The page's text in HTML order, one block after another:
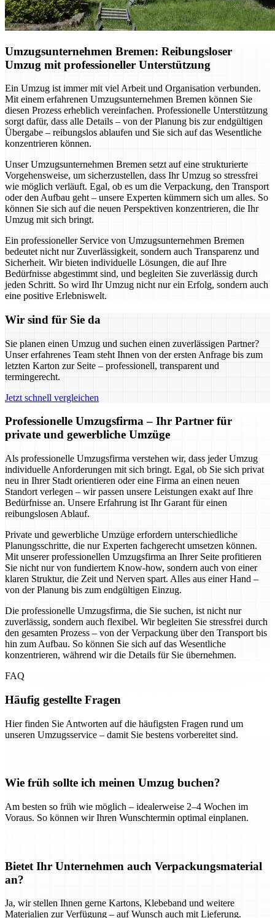
Umzugsunternehmen Bremen: Reibungsloser
Umzug mit professioneller Unterstützung
Ein Umzug ist immer mit viel Arbeit und Organisation verbunden.
Mit einem erfahrenen Umzugsunternehmen Bremen können Sie
diesen Prozess erheblich vereinfachen. Professionelle Unterstützung
sorgt dafür, dass alle Details – von der Planung bis zur endgültigen
Übergabe – reibungslos ablaufen und Sie sich auf das Wesentliche
konzentrieren können.
Unser Umzugsunternehmen Bremen setzt auf eine strukturierte
Vorgehensweise, um sicherzustellen, dass Ihr Umzug so stressfrei
wie möglich verläuft. Egal, ob es um die Verpackung, den Transport
oder den Aufbau geht – unsere Experten kümmern sich um alles. So
können Sie sich auf die neuen Perspektiven konzentrieren, die Ihr
Umzug mit sich bringt.
Ein professioneller Service von Umzugsunternehmen Bremen
bedeutet nicht nur Zuverlässigkeit, sondern auch Transparenz und
Sicherheit. Wir bieten individuelle Lösungen, die auf Ihre
Bedürfnisse abgestimmt sind, und begleiten Sie zuverlässig durch
jeden Schritt. So wird Ihr Umzug nicht nur ein Erfolg, sondern auch
eine positive Erlebniswelt.
Wir sind für Sie da
Sie planen einen Umzug und suchen einen zuverlässigen Partner?
Unser erfahrenes Team steht Ihnen von der ersten Anfrage bis zum
letzten Karton zur Seite – professionell, transparent und
termingerecht.
Jetzt schnell vergleichen
Professionelle Umzugsfirma – Ihr Partner für
private und gewerbliche Umzüge
Als professionelle Umzugsfirma verstehen wir, dass jeder Umzug
individuelle Anforderungen mit sich bringt. Egal, ob Sie sich privat
neu in Ihrer Stadt orientieren oder eine Firma an einen neuen
Standort verlegen – wir passen unsere Leistungen exakt auf Ihre
Bedürfnisse an. Unsere Erfahrung ist Ihr Garant für einen
reibungslosen Ablauf.
Private und gewerbliche Umzüge erfordern unterschiedliche
Planungsschritte, die nur Experten fachgerecht umsetzen können.
Mit unserer professionellen Umzugsfirma an Ihrer Seite profitieren
Sie nicht nur von fundiertem Know-how, sondern auch von einer
klaren Struktur, die Zeit und Nerven spart. Alles aus einer Hand –
von der Planung bis zum endgültigen Einzug.
Die professionelle Umzugsfirma, die Sie suchen, ist nicht nur
zuverlässig, sondern auch flexibel. Wir begleiten Sie stressfrei durch
den gesamten Prozess – von der Verpackung über den Transport bis
hin zum Aufbau. So können Sie sich auf das Wesentliche
konzentrieren, während wir die Details für Sie übernehmen.
FAQ
Häufig gestellte Fragen
Hier finden Sie Antworten auf die häufigsten Fragen rund um
unseren Umzugsservice – damit Sie bestens vorbereitet sind.
Wie früh sollte ich meinen Umzug buchen?
Am besten so früh wie möglich – idealerweise 2–4 Wochen im
Voraus. So können wir Ihren Wunschtermin optimal einplanen.
Bietet Ihr Unternehmen auch Verpackungsmaterial
an?
Ja, wir stellen Ihnen gerne Kartons, Klebeband und weitere
Materialien zur Verfügung – auf Wunsch auch mit Lieferung.